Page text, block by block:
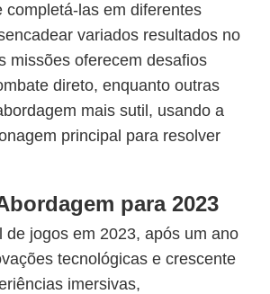
completá-las em diferentes
variados resultados no
missões oferecem desafios
direto, enquanto outras
mais sutil, usando a
principal para resolver
para 2023
de jogos em 2023, após um ano
tecnológicas e crescente
imersivas,